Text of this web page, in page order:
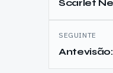
artigos
Scarlet
SEGUINTE